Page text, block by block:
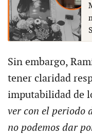
Sin embargo,
tener claridad
imputabilidad de
ver con el periodo
no podemos dar